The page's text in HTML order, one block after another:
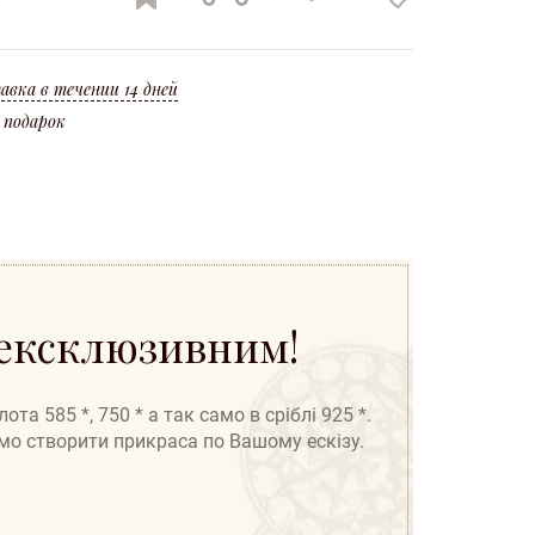
в течении 14 дней
585 *, 750 * а так само в сріблі 925 *.
створити прикраса по Вашому ескізу.